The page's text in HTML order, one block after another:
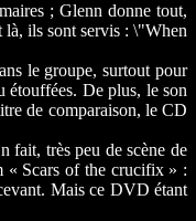
; Glenn donne tout,
là, ils sont servis : \"When
le groupe, surtout pour
étouffées. De plus, le son
de comparaison, le CD
fait, très peu de scène de
« Scars of the crucifix » :
Mais ce DVD étant